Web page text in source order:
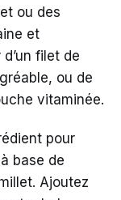
ou des
et
filet de
ou de
vitaminée.
pour
base de
Ajoutez